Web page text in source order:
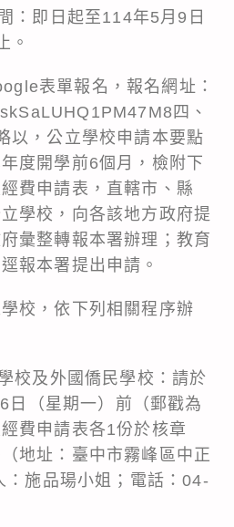
：即日起至114年5月9日
。
表單報名，報名網址：
四、
以，公立學校申請本要點
度開學前6個月，檢附下
費申請表，直轄市、縣
學校，向各該地方政府提
彙整轉報本署辦理；教育
報本署提出申請。
校，依下列相關程序辦
校及外國僑民學校：請於
日（星期一）前（郵戳為
費申請表各1份於核章
地址：臺中市霧峰區中正
：施品瑒小姐；電話：04-